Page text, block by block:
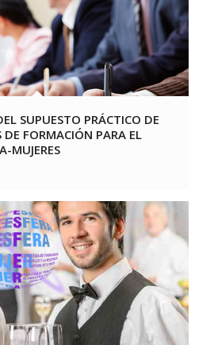
SUPUESTO PRÁCTICO DE
DE FORMACIÓN PARA EL
MUJERES